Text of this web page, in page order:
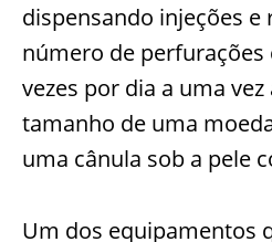
dispensando injeções e
número de perfurações
vezes por dia a uma
tamanho de uma
uma cânula sob a pele
Um dos equipamentos